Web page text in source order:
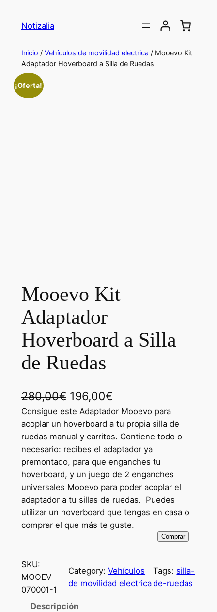
Notizalia
Inicio / Vehículos de movilidad electrica / Mooevo Kit
Adaptador Hoverboard a Silla de Ruedas
¡Oferta!
Mooevo Kit
Adaptador
Hoverboard a Silla
de Ruedas
280,00€ E
l
p
r
e
c
i
o
o
i
g
i
196,00€E
l
p
r
e
c
i
o
a
t
u
Consigue este Adaptador Mooevo para
acoplar un hoverboard a tu propia silla de
ruedas manual y carritos. Contiene todo o
necesario: recibes el adaptador ya
premontado, para que enganches tu
hoverboard, y un juego de 2 enganches
universales Mooevo para poder acoplar el
adaptador a tu sillas de ruedas. Puedes
utilizar un hoverboard que tengas en casa o
comprar el que más te guste.
Comprar
SKU:
MOOEV-
070001-1
Category:Vehículos
de movilidad electrica
Tags: silla-
de-ruedas
Descripción